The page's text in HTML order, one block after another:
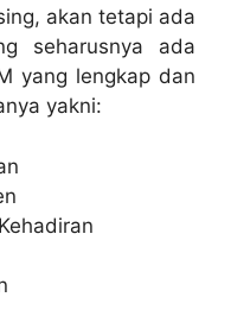
akan tetapi ada
seharusnya ada
yang lengkap dan
yakni: